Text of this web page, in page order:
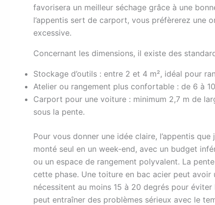
favorisera un meilleur séchage grâce à une
l’appentis sert de carport, vous préfèrerez une
excessive.
Concernant les dimensions, il existe des
Stockage d’outils : entre 2 et 4 m², idéal pour
Atelier ou rangement plus confortable : de 6 à
Carport pour une voiture : minimum 2,7 m de
sous la pente.
Pour vous donner une idée claire, l’appentis que
monté seul en un week-end, avec un budget
ou un espace de rangement polyvalent. La
cette phase. Une toiture en bac acier peut
nécessitent au moins 15 à 20 degrés pour
peut entraîner des problèmes sérieux avec le